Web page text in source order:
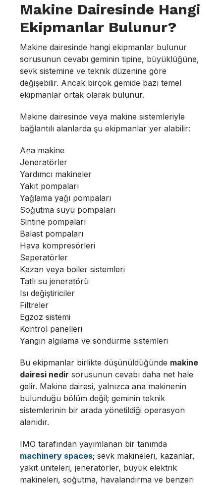
Makine Dairesinde Hangi
Ekipmanlar Bulunur?
Makine dairesinde hangi ekipmanlar bulunur
sorusunun cevabı geminin tipine, büyüklüğüne,
sevk sistemine ve teknik düzenine göre
değişebilir. Ancak birçok gemide bazı temel
ekipmanlar ortak olarak bulunur.
Makine dairesinde veya makine sistemleriyle
bağlantılı alanlarda şu ekipmanlar yer alabilir:
Ana makine
Jeneratörler
Yardımcı makineler
Yakıt pompaları
Yağlama yağı pompaları
Soğutma suyu pompaları
Sintine pompaları
Balast pompaları
Hava kompresörleri
Seperatörler
Kazan veya boiler sistemleri
Tatlı su jeneratörü
Isı değiştiriciler
Filtreler
Egzoz sistemi
Kontrol panelleri
Yangın algılama ve söndürme sistemleri
Bu ekipmanlar birlikte düşünüldüğünde makine
dairesi nedir sorusunun cevabı daha net hale
gelir. Makine dairesi, yalnızca ana makinenin
bulunduğu bölüm değil; geminin teknik
sistemlerinin bir arada yönetildiği operasyon
alanıdır.
IMO tarafından yayımlanan bir tanımda
machinery spaces; sevk makineleri, kazanlar,
yakıt üniteleri, jeneratörler, büyük elektrik
makineleri, soğutma, havalandırma ve benzeri